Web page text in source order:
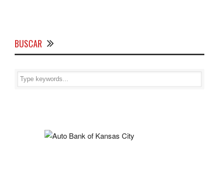
BUSCAR